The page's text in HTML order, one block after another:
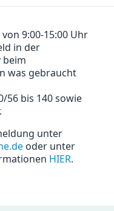
9:00-15:00 Uhr
in der
beim
was gebraucht
56 bis 140 sowie
unter
oder unter
HIER.